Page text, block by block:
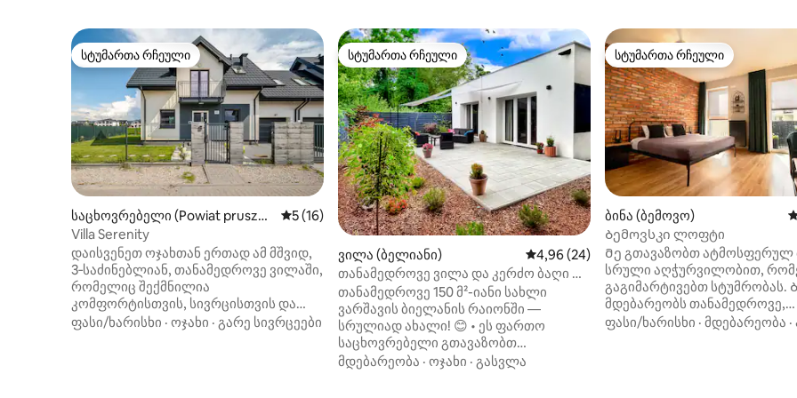
სტუმართა რჩეული
სტუმართა რჩეული
საცხოვრებელი (Powiat pruszko
wski)
საშუალო შეფასებაა 5‑დან 5, 16 მიმოხილვა
5 (16)
Villa Serenity
დაისვენეთ ოჯახთან ერთად ამ მშვიდ,
3‑საძინებლიან, თანამედროვე ვილაში,
რომელიც შექმნილია
კომფორტისთვის, სივრცისთვის და
ბუნებასთან კავშირისთვის.
ფასი/ხარისხი · ოჯახი · გარე სივრცეები
სტუმართა რჩეული
სტუმართა რჩეული
ვილა (ბელიანი) საშუალო შეფასებაა 5‑დან 4,96, 24
4,96 (24)
თანამედროვე ვილა და კერძო ბაღი —
გარემონტებული 2025 წელს
თანამედროვე 150 მ²-იანი სახლი
ვარშავის ბიელანის რაიონში —
სრულიად ახალი! 😊 • ეს ფართო
საცხოვრებელი გთავაზობთ
2 საძინებელს, 2 სააბაზანოს, მისაღებ
მდებარეობა · ოჯახი · გასვლა
სტუმართა რჩეული
სტუმართა რჩეული
ბინა (ბემოვო)
Ბემოვსკი ლოფტი
Მე გთავაზობთ ატმოსფერულ
სრული აღჭურვილობით,
გაგიმარტივებთ სტუმრობას. Ბინა
მდებარეობს თანამედროვე,
მონიტორინგის ქვეშ მყოფ
ფასი/ხარისხი · მდებარეობა ·